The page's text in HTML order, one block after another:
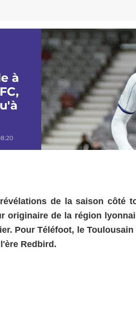
à
de la saison côté
originaire de la région
Pour Téléfoot, le
Redbird.